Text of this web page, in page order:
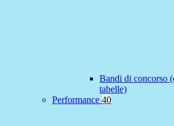
Bandi di concorso
tabelle)
Performance 40